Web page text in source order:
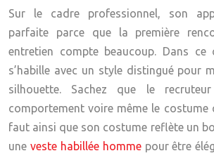
Sur le cadre professionnel, son
parfaite parce que la première
entretien compte beaucoup. Dans ce
s’habille avec un style distingué pour
silhouette. Sachez que le
comportement voire même le costume
faut ainsi que son costume reflète un
une veste habillée hommepour être